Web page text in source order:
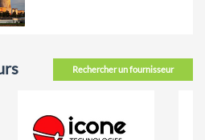
Rechercher un fournisseur